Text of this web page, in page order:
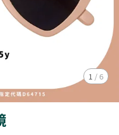
1 / 6